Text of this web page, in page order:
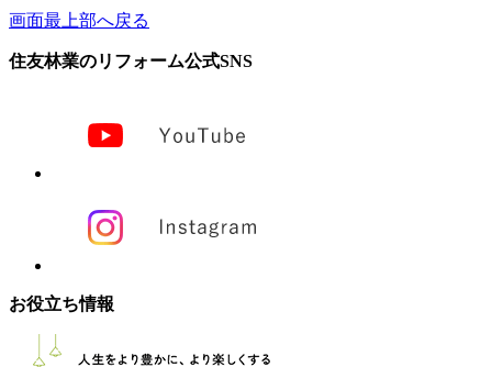
画面最上部へ戻る
住友林業のリフォーム公式SNS
お役立ち情報